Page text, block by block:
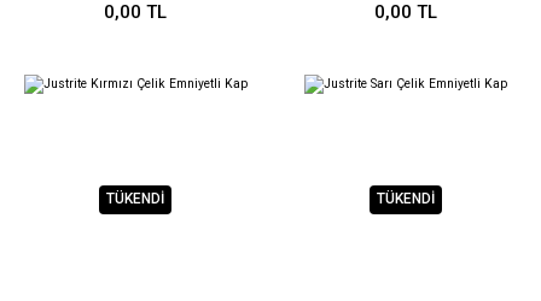
0,00 TL 0,00 TL
TÜKENDİ TÜKENDİ